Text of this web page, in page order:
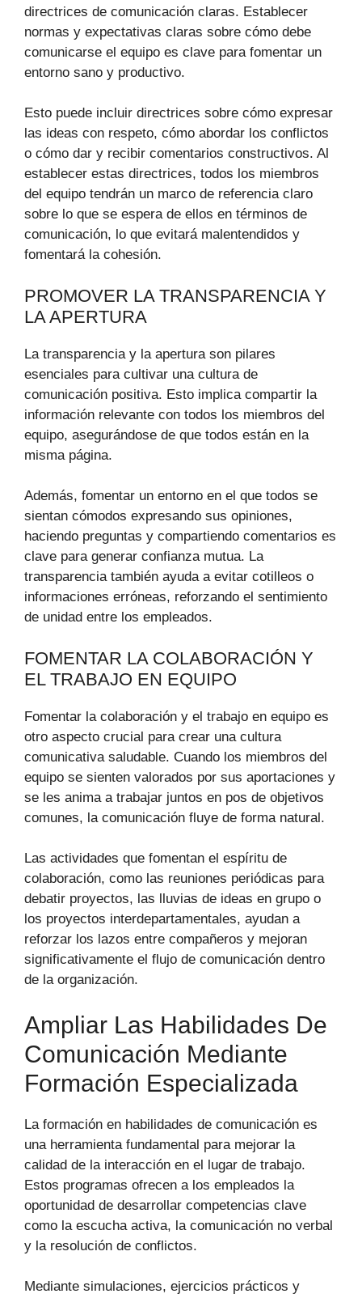
directrices de comunicación claras. Establecer
normas y expectativas claras sobre cómo debe
comunicarse el equipo es clave para fomentar un
entorno sano y productivo.
Esto puede incluir directrices sobre cómo expresar
las ideas con respeto, cómo abordar los conflictos
o cómo dar y recibir comentarios constructivos. Al
establecer estas directrices, todos los miembros
del equipo tendrán un marco de referencia claro
sobre lo que se espera de ellos en términos de
comunicación, lo que evitará malentendidos y
fomentará la cohesión.
PROMOVER LA TRANSPARENCIA Y
LA APERTURA
La transparencia y la apertura son pilares
esenciales para cultivar una cultura de
comunicación positiva. Esto implica compartir la
información relevante con todos los miembros del
equipo, asegurándose de que todos están en la
misma página.
Además, fomentar un entorno en el que todos se
sientan cómodos expresando sus opiniones,
haciendo preguntas y compartiendo comentarios es
clave para generar confianza mutua. La
transparencia también ayuda a evitar cotilleos o
informaciones erróneas, reforzando el sentimiento
de unidad entre los empleados.
FOMENTAR LA COLABORACIÓN Y
EL TRABAJO EN EQUIPO
Fomentar la colaboración y el trabajo en equipo es
otro aspecto crucial para crear una cultura
comunicativa saludable. Cuando los miembros del
equipo se sienten valorados por sus aportaciones y
se les anima a trabajar juntos en pos de objetivos
comunes, la comunicación fluye de forma natural.
Las actividades que fomentan el espíritu de
colaboración, como las reuniones periódicas para
debatir proyectos, las lluvias de ideas en grupo o
los proyectos interdepartamentales, ayudan a
reforzar los lazos entre compañeros y mejoran
significativamente el flujo de comunicación dentro
de la organización.
Ampliar Las Habilidades De
Comunicación Mediante
Formación Especializada
La formación en habilidades de comunicación es
una herramienta fundamental para mejorar la
calidad de la interacción en el lugar de trabajo.
Estos programas ofrecen a los empleados la
oportunidad de desarrollar competencias clave
como la escucha activa, la comunicación no verbal
y la resolución de conflictos.
Mediante simulaciones, ejercicios prácticos y